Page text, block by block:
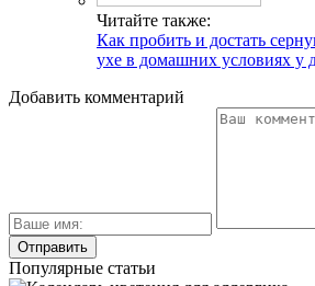
Читайте также:
Как пробить и достать
ухе в домашних условиях у
Добавить комментарий
Популярные статьи